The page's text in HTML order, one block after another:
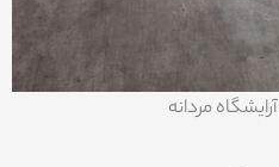
مردانه